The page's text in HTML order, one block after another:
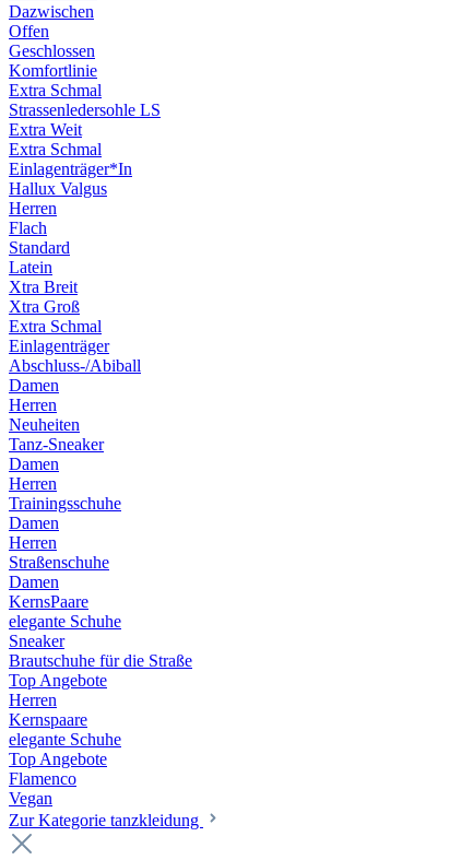
Dazwischen
Offen
Geschlossen
Komfortlinie
Extra Schmal
Strassenledersohle LS
Extra Weit
Extra Schmal
Einlagenträger*In
Hallux Valgus
Herren
Flach
Standard
Latein
Xtra Breit
Xtra Groß
Extra Schmal
Einlagenträger
Abschluss-/Abiball
Damen
Herren
Neuheiten
Tanz-Sneaker
Damen
Herren
Trainingsschuhe
Damen
Herren
Straßenschuhe
Damen
KernsPaare
elegante Schuhe
Sneaker
Brautschuhe für die Straße
Top Angebote
Herren
Kernspaare
elegante Schuhe
Top Angebote
Flamenco
Vegan
Zur Kategorie tanzkleidung